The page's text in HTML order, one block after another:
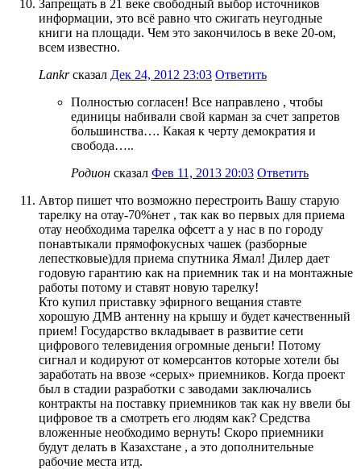
Запрещать в 21 веке свободный выбор источников
информации, это всё равно что сжигать неугодные
книги на площади. Чем это закончилось в веке 20-ом,
всем известно.
Lankrсказал Дек 24, 2012 23:03 Ответить
Полностью согласен! Все направлено , чтобы
единицы набивали свой карман за счет запретов
большинства…. Какая к черту демократия и
свобода…..
Родион сказал Фев 11, 2013 20:03 Ответить
Автор пишет что возможно перестроить Вашу старую
тарелку на отау-70%нет , так как во первых для приема
отау необходима тарелка офсетт а у нас в по городу
понавтыкали прямофокусных чашек (разборные
лепестковые)для приема спутника Ямал! Дилер дает
годовую гарантию как на приемник так и на монтажные
работы потому и ставят новую тарелку!
Кто купил приставку эфирного вещания ставте
хорошую ДМВ антенну на крышу и будет качественный
прием! Государство вкладывает в развитие сети
цифрового телевидения огромные деньги! Потому
сигнал и кодируют от комерсантов которые хотели бы
заработать на ввозе «серых» приемников. Когда проект
был в стадии разработки с заводами заключались
контракты на поставку приемников так как ну ввели бы
цифровое тв а смотреть его людям как? Средства
вложенные необходимо вернуть! Скоро приемники
будут делать в Казахстане , а это дополнительные
рабочие места итд.